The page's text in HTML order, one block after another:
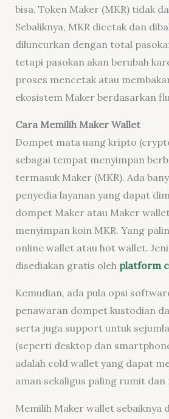
bisa. Token Maker (MKR) tidak
Sebaliknya, MKR dicetak dan
diluncurkan dengan total
tetapi pasokan akan berubah
proses mencetak atau
ekosistem Maker berdasarkan
Cara Memilih Maker Wallet
Dompet mata uang kripto
sebagai tempat menyimpan
termasuk Maker (MKR). Ada
penyedia layanan yang dapat
dompet Maker atau Maker
menyimpan koin MKR. Yang
online wallet atau hot wallet.
disediakan gratis oleh platform
Kemudian, ada pula opsi
penawaran dompet kustodian
serta juga support untuk
(seperti desktop dan
adalah cold wallet yang dapat
aman sekaligus paling rumit dan
Memilih Maker wallet sebaiknya